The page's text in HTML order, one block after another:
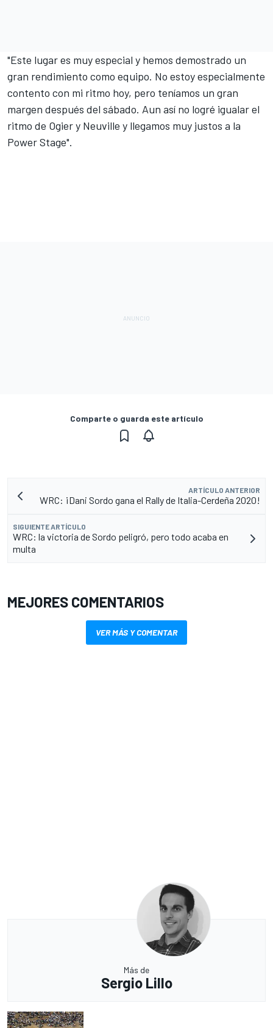
"Este lugar es muy especial y hemos demostrado un
gran rendimiento como equipo. No estoy especialmente
contento con mi ritmo hoy, pero teníamos un gran
margen después del sábado. Aun así no logré igualar el
ritmo de Ogier y Neuville y llegamos muy justos a la
Power Stage".
Comparte o guarda este artículo
ARTÍCULO ANTERIOR
WRC: ¡Dani Sordo gana el Rally de Italia-Cerdeña 2020!
SIGUIENTE ARTÍCULO
WRC: la victoria de Sordo peligró, pero todo acaba en
multa
MEJORES COMENTARIOS
VER MÁS Y COMENTAR
Más de
Sergio Lillo